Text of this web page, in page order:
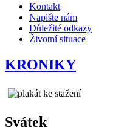
Kontakt
Napište nám
Důležité odkazy
Životní situace
KRONIKY
Svátek